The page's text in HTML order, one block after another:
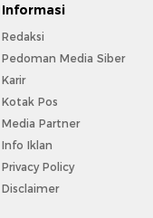
Informasi
Redaksi
Pedoman Media Siber
Karir
Kotak Pos
Media Partner
Info Iklan
Privacy Policy
Disclaimer